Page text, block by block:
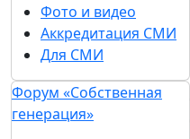
Фото и видео
Аккредитация СМИ
Для СМИ
Форум «Собственная
генерация»